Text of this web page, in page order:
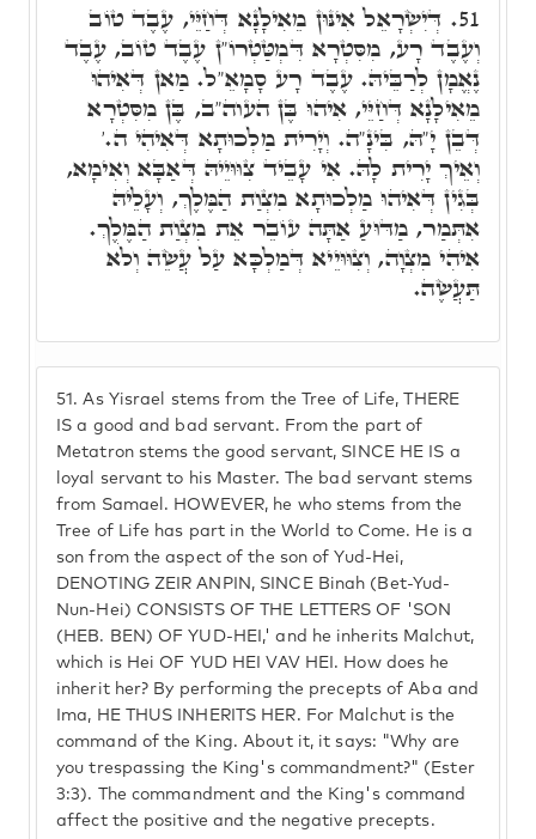
51. As Yisrael stems from the Tree of Life, THERE
IS a good and bad servant. From the part of
Metatron stems the good servant, SINCE HE IS a
loyal servant to his Master. The bad servant stems
from Samael. HOWEVER, he who stems from the
Tree of Life has part in the World to Come. He is a
son from the aspect of the son of Yud-Hei,
DENOTING ZEIR ANPIN, SINCE Binah (Bet-Yud-
Nun-Hei) CONSISTS OF THE LETTERS OF 'SON
(HEB. BEN) OF YUD-HEI,' and he inherits Malchut,
which is Hei OF YUD HEI VAV HEI. How does he
inherit her? By performing the precepts of Aba and
Ima, HE THUS INHERITS HER. For Malchut is the
command of the King. About it, it says: "Why are
you trespassing the King's commandment?" (Ester
3:3). The commandment and the King's command
affect the positive and the negative precepts.
51. דְּיִשְׂרָאֵל אִינּוּן מֵאִילָנָא דְּחַיֵּי, עֶבֶד טוֹב
וְעֶבֶד רָע, מִסִּטְרָא דִּמְטַּטְרוֹ"ן עֶבֶד טוֹב, עֶבֶד
נֶאֱמָן לְרַבֵּיהּ. עֶבֶד רָע סָמָאֵ"ל. מַאן דְּאִיהוּ
מֵאִילָנָא דְּחַיֵּי, אִיהוּ בֶּן העוה"ב, בֶּן מִסִּטְרָא
דְּבֵן יָ"הּ, בִּינָ"ה. וְיָרִית מַלְכוּתָא דְּאִיהִי ה.'
וְאֵיךְ יָרִית לָהּ. אִי עָבֵיד צִוּוּיֵיהּ דְּאַבָּא וְאִימָא,
בְּגִין דְּאִיהוּ מַלְכוּתָא מִצְוַת הַמֶּלֶךְ, וְעָלֵיהּ
אִתְּמַר, מַדּוּעַ אַתָּה עוֹבֵר אֵת מִצְוַת הַמֶּלֶךְ.
אִיהִי מִצְוָה, וְצִוּוּיֵיא דְּמַלְכָּא עַל עֲשֵׂה וְלֹא
תַּעֲשֶׂה.